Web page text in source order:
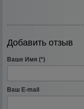
Добавить отзыв
Ваше Имя (*)
Ваш E-mail